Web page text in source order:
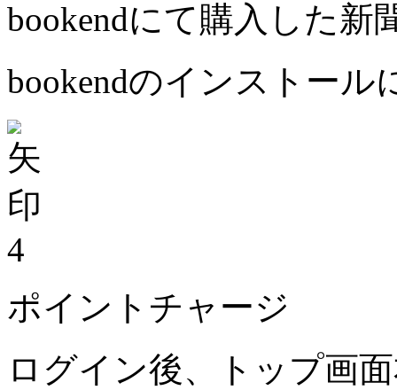
bookendにて購入した新
bookendのインストール
4
ポイントチャージ
ログイン後、トップ画